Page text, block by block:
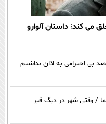
هنوز خلق می کند؛ داستان آلوارو
بی احترامی به اذان نداشتم
/ وقتی شهر در دیگ قیر